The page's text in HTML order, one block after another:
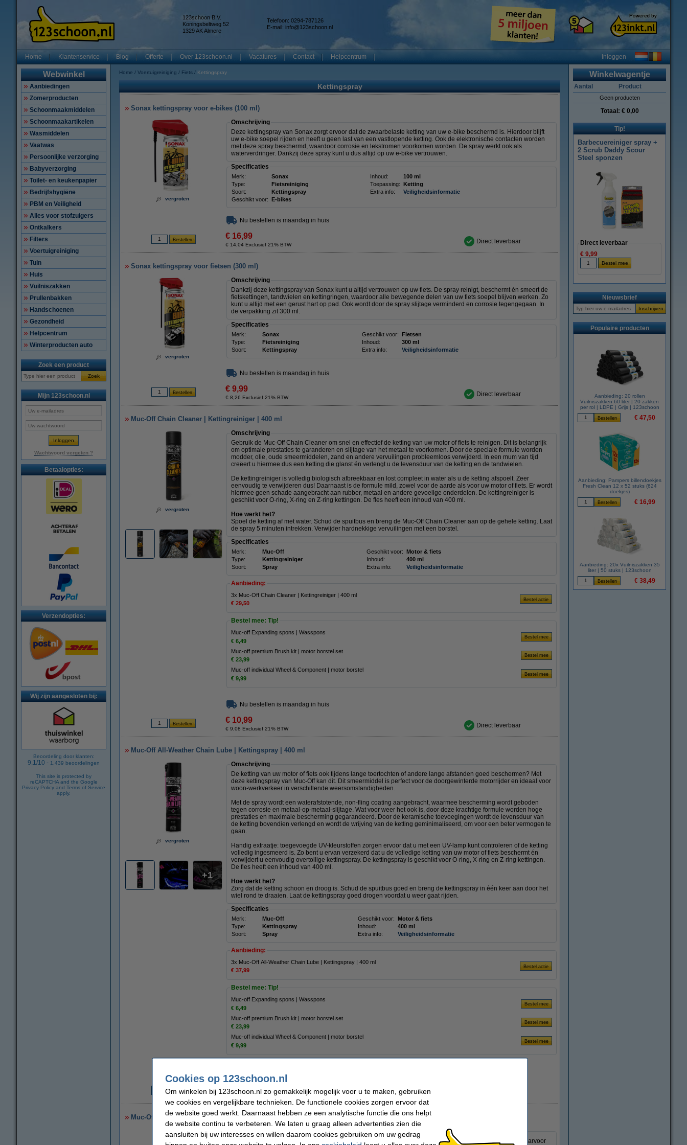
123schoon B.V.
Koningsbeltweg 52
1329 AK Almere
Telefoon: 0294-787126
E-mail: info@123schoon.nl
Home Klantenservice Blog Offerte Over 123schoon.nl Vacatures Contact Helpcentrum Inloggen
Webwinkel
Aanbiedingen
Zomerproducten
Schoonmaakmiddelen
Schoonmaakartikelen
Wasmiddelen
Vaatwas
Persoonlijke verzorging
Babyverzorging
Toilet- en keukenpapier
Bedrijfshygiëne
PBM en Veiligheid
Alles voor stofzuigers
Ontkalkers
Filters
Voertuigreiniging
Tuin
Huis
Vuilniszakken
Prullenbakken
Handschoenen
Gezondheid
Helpcentrum
Winterproducten auto
Zoek een product
Zoek
Mijn 123schoon.nl
Wachtwoord vergeten ?
Betaalopties:
Verzendopties:
Wij zijn aangesloten bij:
Beoordeling door klanten:
9.1/10 - 1.439 beoordelingen
This site is protected by
reCAPTCHA and the Google
Privacy Policy and Terms of Service
apply.
Home Voertuigreiniging Fiets Kettingspray
Kettingspray
Sonax kettingspray voor e-bikes (100 ml)
vergroten
Omschrijving
Deze kettingspray van Sonax zorgt ervoor dat de zwaarbelaste ketting van uw e-bike beschermd is. Hierdoor blijft
uw e-bike soepel rijden en heeft u geen last van een vastlopende ketting. Ook de elektronische contacten worden
met deze spray beschermd, waardoor corrosie en lekstromen voorkomen worden. De spray werkt ook als
waterverdringer. Dankzij deze spray kunt u dus altijd op uw e-bike vertrouwen.
Specificaties
Merk: Sonax Inhoud:
100 ml
Type:
Fietsreiniging Toepassing: Ketting
Soort:
Kettingspray Extra info:
Veiligheidsinformatie
Geschikt voor: E-bikes
Nu bestellen is maandag in huis
€ 16,99
€ 14,04 Exclusief 21% BTW Direct leverbaar
Sonax kettingspray voor fietsen (300 ml)
vergroten
Omschrijving
Dankzij deze kettingspray van Sonax kunt u altijd vertrouwen op uw fiets. De spray reinigt, beschermt én smeert de
fietskettingen, tandwielen en kettingringen, waardoor alle bewegende delen van uw fiets soepel blijven werken. Zo
kunt u altijd met een gerust hart op pad. Ook wordt door de spray slijtage verminderd en corrosie tegengegaan. In
de verpakking zit 300 ml.
Specificaties
Merk: Sonax Geschikt voor: Fietsen
Type:
Fietsreiniging Inhoud:
300 ml
Soort:
Kettingspray Extra info: Veiligheidsinformatie
Nu bestellen is maandag in huis
€ 9,99
€ 8,26 Exclusief 21% BTW Direct leverbaar
Muc-Off Chain Cleaner | Kettingreiniger | 400 ml
vergroten
Omschrijving
Gebruik de Muc-Off Chain Cleaner om snel en effectief de ketting van uw motor of fiets te reinigen. Dit is belangrijk
om optimale prestaties te garanderen en slijtage van het metaal te voorkomen. Door de speciale formule worden
modder, olie, oude smeermiddelen, zand en andere vervuilingen probleemloos verwijderd. In een mum van tijd
creëert u hiermee dus een ketting die glanst én verlengt u de levensduur van de ketting en de tandwielen.
De kettingreiniger is volledig biologisch afbreekbaar en lost compleet in water als u de ketting afspoelt. Zeer
eenvoudig te verwijderen dus! Daarnaast is de formule mild, zowel voor de aarde als voor uw motor of fiets. Er wordt
hiermee geen schade aangebracht aan rubber, metaal en andere gevoelige onderdelen. De kettingreiniger is
geschikt voor O-ring, X-ring en Z-ring kettingen. De fles heeft een inhoud van 400 ml.
Hoe werkt het?
Spoel de ketting af met water. Schud de spuitbus en breng de Muc-Off Chain Cleaner aan op de gehele ketting. Laat
de spray 5 minuten intrekken. Verwijder hardnekkige vervuilingen met een borstel.
Specificaties
Merk: Muc-Off Geschikt voor: Motor & fiets
Type:
Kettingreiniger Inhoud:
400 ml
Soort:
Spray Extra info: Veiligheidsinformatie
Aanbieding:
3x Muc-Off Chain Cleaner | Kettingreiniger | 400 ml
€ 29,50
Bestel mee: Tip!
Muc-off Expanding spons | Wasspons
€ 6,49
Muc-off premium Brush kit | motor borstel set
€ 23,99
Muc-off individual Wheel & Component | motor borstel
€ 9,99
Nu bestellen is maandag in huis
€ 10,99
€ 9,08 Exclusief 21% BTW Direct leverbaar
Muc-Off All-Weather Chain Lube | Kettingspray | 400 ml
vergroten
1
Omschrijving
De ketting van uw motor of fiets ook tijdens lange toertochten of andere lange afstanden goed beschermen? Met
deze kettingspray van Muc-Off kan dit. Dit smeermiddel is perfect voor de doorgewinterde motorrijder en ideaal voor
woon-werkverkeer in verschillende weersomstandigheden.
Met de spray wordt een waterafstotende, non-fling coating aangebracht, waarmee bescherming wordt geboden
tegen corrosie en metaal-op-metaal-slijtage. Wat voor weer het ook is, door deze krachtige formule worden hoge
prestaties en maximale bescherming gegarandeerd. Door de keramische toevoegingen wordt de levensduur van
de ketting bovendien verlengd en wordt de wrijving van de ketting geminimaliseerd, om voor een beter vermogen te
gaan.
Handig extraatje: toegevoegde UV-kleurstoffen zorgen ervoor dat u met een UV-lamp kunt controleren of de ketting
volledig ingesmeerd is. Zo bent u ervan verzekerd dat u de volledige ketting van uw motor of fiets beschermt én
verwijdert u eenvoudig overtollige kettingspray. De kettingspray is geschikt voor O-ring, X-ring en Z-ring kettingen.
De fles heeft een inhoud van 400 ml.
Hoe werkt het?
Zorg dat de ketting schoon en droog is. Schud de spuitbus goed en breng de kettingspray in één keer aan door het
wiel rond te draaien. Laat de kettingspray goed drogen voordat u weer gaat rijden.
Specificaties
Merk: Muc-Off Geschikt voor: Motor & fiets
Type:
Kettingspray Inhoud:
400 ml
Soort:
Spray Extra info: Veiligheidsinformatie
Aanbieding:
3x Muc-Off All-Weather Chain Lube | Kettingspray | 400 ml
€ 37,99
Bestel mee: Tip!
Muc-off Expanding spons | Wasspons
€ 6,49
Muc-off premium Brush kit | motor borstel set
€ 23,99
Muc-off individual Wheel & Component | motor borstel
€ 9,99
€ 13,50
€ 11,16 Exclusief 21% BTW
Muc-Off Dry Chain Lube | Kettingspray | 400 ml
Gaat u vaak met de motor, (elektrische) fiets of mountainbike op pad in droge, stoffige omstandigheden? Daarvoor
Winkelwagentje
Aantal Product
Geen producten
Totaal: € 0,00
Tip!
Barbecuereiniger spray +
2 Scrub Daddy Scour
Steel sponzen
Direct leverbaar
€ 9,99
Nieuwsbrief
Populaire producten
Aanbieding: 20 rollen
Vuilniszakken 60 liter | 20 zakken
per rol | LDPE | Grijs | 123schoon
€ 47,50
Aanbieding: Pampers billendoekjes
Fresh Clean 12 x 52 stuks (624
doekjes)
€ 16,99
Aanbieding: 20x Vuilniszakken 35
liter | 50 stuks | 123schoon
€ 38,49
Cookies op 123schoon.nl
Om winkelen bij 123schoon.nl zo gemakkelijk mogelijk voor u te maken, gebruiken
we cookies en vergelijkbare technieken. De functionele cookies zorgen ervoor dat
de website goed werkt. Daarnaast hebben ze een analytische functie die ons helpt
de website continu te verbeteren. We laten u graag alleen advertenties zien die
aansluiten bij uw interesses en willen daarom cookies gebruiken om uw gedrag